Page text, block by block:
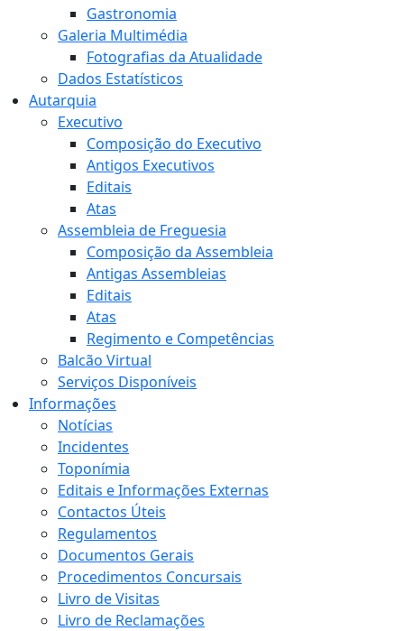
Gastronomia
Galeria Multimédia
Fotografias da Atualidade
Dados Estatísticos
Autarquia
Executivo
Composição do Executivo
Antigos Executivos
Editais
Atas
Assembleia de Freguesia
Composição da Assembleia
Antigas Assembleias
Editais
Atas
Regimento e Competências
Balcão Virtual
Serviços Disponíveis
Informações
Notícias
Incidentes
Toponímia
Editais e Informações Externas
Contactos Úteis
Regulamentos
Documentos Gerais
Procedimentos Concursais
Livro de Visitas
Livro de Reclamações